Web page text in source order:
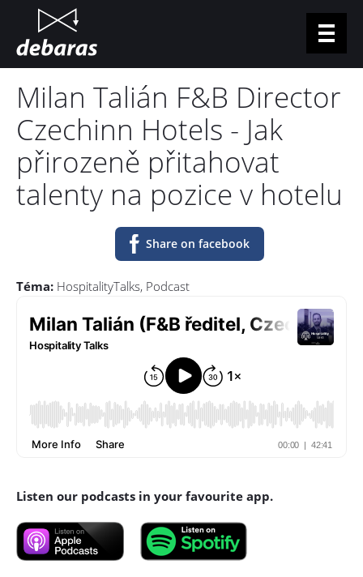
For applicants
For businesses
Vacancies
Podcast
Log in
Milan Talián F&B Director
Czechinn Hotels - Jak
přirozeně přitahovat
talenty na pozice v hotelu
Share on facebook
Téma: HospitalityTalks Podcast
Listen our podcasts in your favourite app.